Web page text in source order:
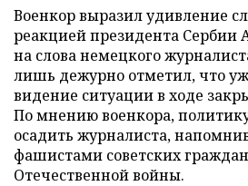
Военкор выразил удивление
реакцией президента Сербии
на слова немецкого
лишь дежурно отметил, что
видение ситуации в ходе
По мнению военкора,
осадить журналиста,
фашистами советских
Отечественной войны.